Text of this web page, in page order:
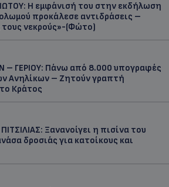
Η εμφάνισή του στην εκδήλωση
προκάλεσε αντιδράσεις –
τους νεκρούς»-(Φώτο)
– ΓΕΡΙΟΥ: Πάνω από 8.000 υπογραφές
Ανηλίκων – Ζητούν γραπτή
Κράτος
Ξανανοίγει η πισίνα του
δροσιάς για κατοίκους και